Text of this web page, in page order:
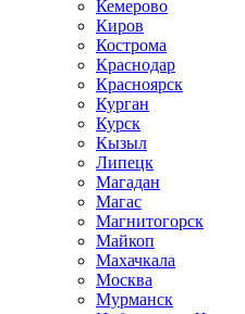
Кемерово
Киров
Кострома
Краснодар
Красноярск
Курган
Курск
Кызыл
Липецк
Магадан
Магас
Магнитогорск
Майкоп
Махачкала
Москва
Мурманск